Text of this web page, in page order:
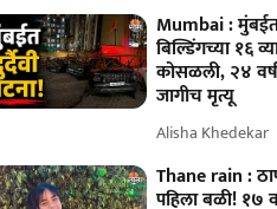
Mumbai : मुंबईत
बिल्डिंगच्या १६
कोसळली, २४
जागीच मृत्यू
Alisha Khedekar
Thane rain :
पहिला बळी! १७